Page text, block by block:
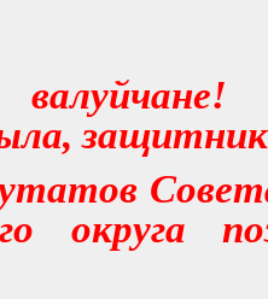
округа